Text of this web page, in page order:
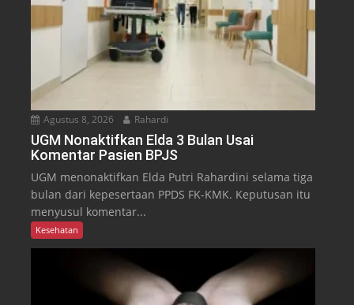
Agustus 8, 2026 Rahardi
UGM Nonaktifkan Elda 3 Bulan Usai
Komentar Pasien BPJS
UGM menonaktifkan Elda Putri Rahardini selama tiga
bulan dari kepesertaan PPDS FK-KMK. Keputusan itu
menyusul komentar...
Kesehatan